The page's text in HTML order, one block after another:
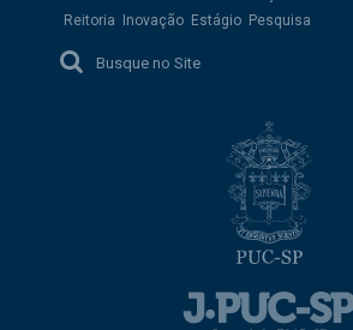
Reitoria
Inovação Estágio Pesquisa
Busque no Site